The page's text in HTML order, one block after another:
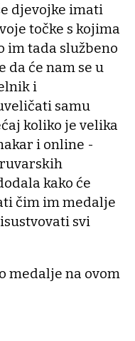
djevojke imati
točke s kojima
im tada službeno
da će nam se u
i
samu
koliko je velika
i online -
kako će
čim im medalje
svi
medalje na ovom